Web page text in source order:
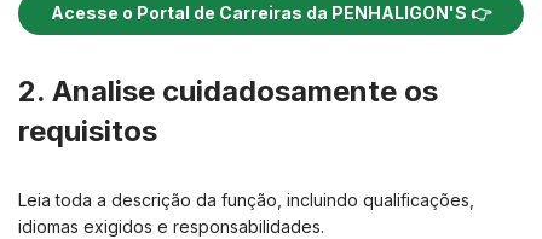
Acesse o Portal de Carreiras da PENHALIGON'S 👉
2. Analise cuidadosamente os
requisitos
Leia toda a descrição da função, incluindo qualificações,
idiomas exigidos e responsabilidades.